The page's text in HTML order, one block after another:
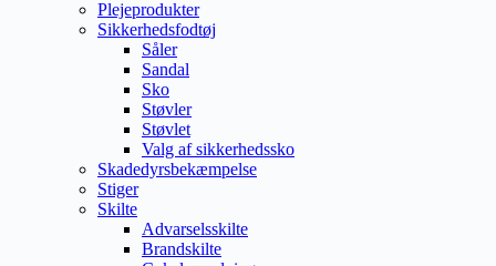
Plejeprodukter
Sikkerhedsfodtøj
Såler
Sandal
Sko
Støvler
Støvlet
Valg af sikkerhedssko
Skadedyrsbekæmpelse
Stiger
Skilte
Advarselsskilte
Brandskilte